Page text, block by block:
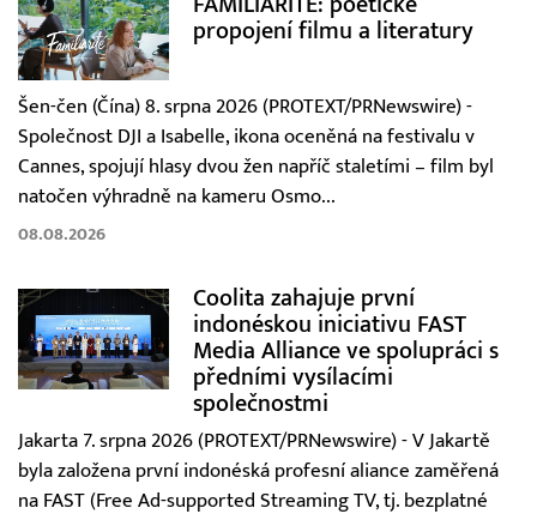
propojení filmu a literatury
Šen-čen (Čína) 8. srpna 2026 (PROTEXT/PRNewswire) -
Společnost DJI a Isabelle, ikona oceněná na festivalu v
Cannes, spojují hlasy dvou žen napříč staletími – film byl
natočen výhradně na kameru Osmo...
08.08.2026
Coolita zahajuje první
indonéskou iniciativu FAST
Media Alliance ve spolupráci s
předními vysílacími
společnostmi
Jakarta 7. srpna 2026 (PROTEXT/PRNewswire) - V Jakartě
byla založena první indonéská profesní aliance zaměřená
na FAST (Free Ad-supported Streaming TV, tj. bezplatné